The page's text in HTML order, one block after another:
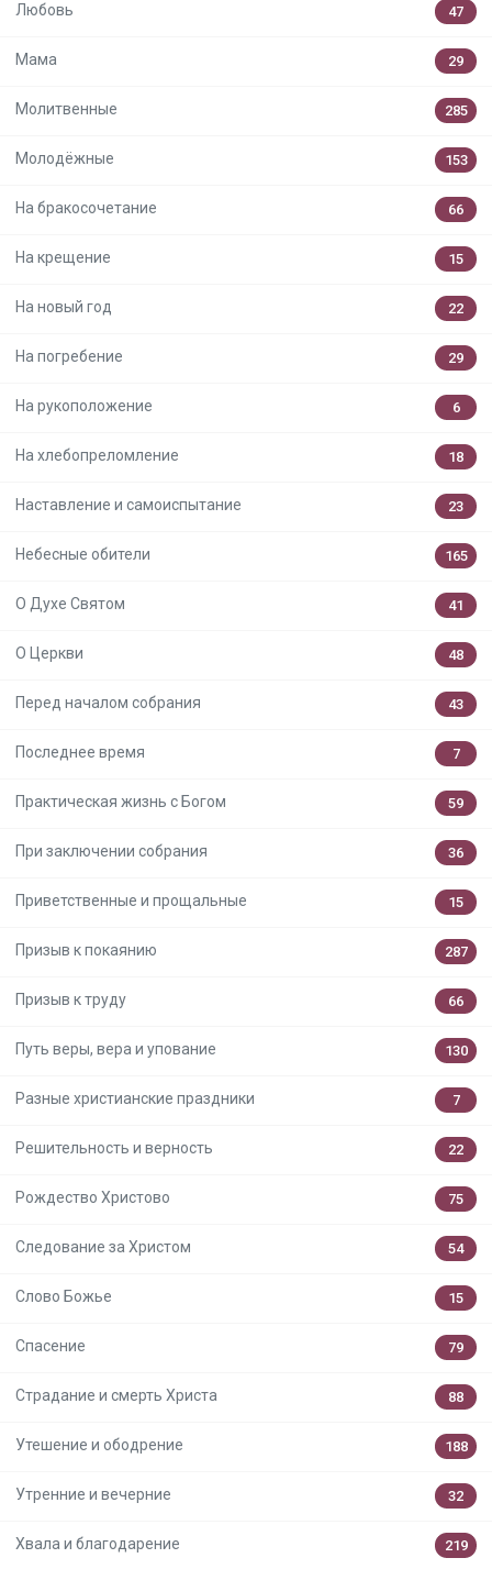
Любовь 47
Мама 29
Молитвенные 285
Молодёжные 153
На бракосочетание 66
На крещение 15
На новый год 22
На погребение 29
На рукоположение 6
На хлебопреломление 18
Наставление и самоиспытание 23
Небесные обители 165
О Духе Святом 41
О Церкви 48
Перед началом собрания 43
Последнее время 7
Практическая жизнь с Богом 59
При заключении собрания 36
Приветственные и прощальные 15
Призыв к покаянию 287
Призыв к труду 66
Путь веры, вера и упование 130
Разные христианские праздники 7
Решительность и верность 22
Рождество Христово 75
Следование за Христом 54
Слово Божье 15
Спасение 79
Страдание и смерть Христа 88
Утешение и ободрение 188
Утренние и вечерние 32
Хвала и благодарение 219